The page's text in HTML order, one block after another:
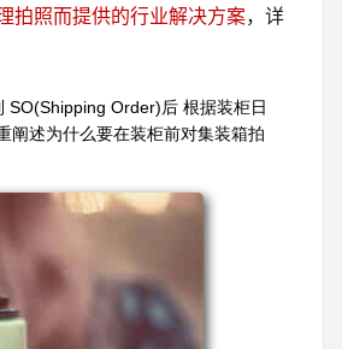
拍照而提供的行业解决方案，详
SO(Shipping Order)后 根据装柜日
阐述为什么要在装柜前对集装箱拍